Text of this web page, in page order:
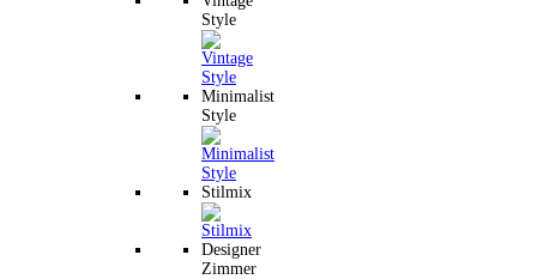
Style
Minimalist
Style
Stilmix
Designer
Zimmer